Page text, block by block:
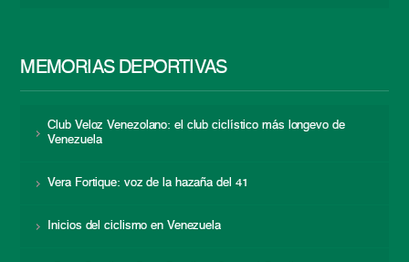
MEMORIAS DEPORTIVAS
Club Veloz Venezolano: el club ciclístico más longevo de
Venezuela
Vera Fortique: voz de la hazaña del 41
Inicios del ciclismo en Venezuela